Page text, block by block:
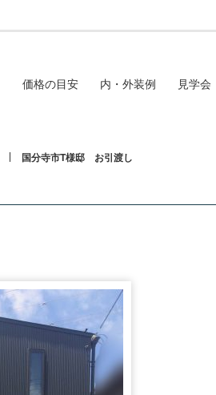
価格の目安 内・外装例 見学会
国分寺市T様邸 お引渡し